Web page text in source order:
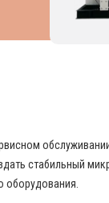
стабильный
оборудования.